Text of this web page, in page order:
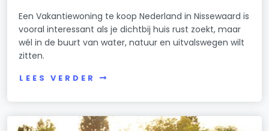
Een Vakantiewoning te koop Nederland in Nissewaard is
vooral interessant als je dichtbij huis rust zoekt, maar
wél in de buurt van water, natuur en uitvalswegen wilt
zitten.
LEES VERDER